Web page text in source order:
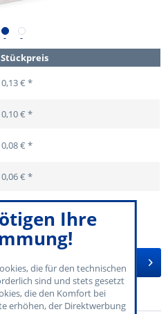
Stückpreis
0,13 € *
0,10 € *
0,08 € *
0,06 € *
In den Warenkorb
Ihre
die für den technischen
sind und stets gesetzt
die den Komfort bei
erhöhen, der Direktwerbung